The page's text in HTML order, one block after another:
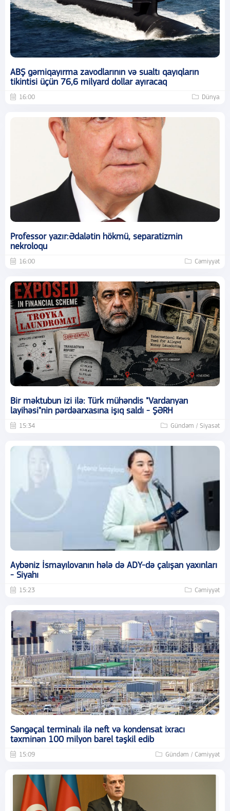
ABŞ gəmiqayırma zavodlarının və sualtı qayıqların
tikintisi üçün 76,6 milyard dollar ayıracaq
16:00 Dünya
Professor yazır:Ədalətin hökmü, separatizmin
nekroloqu
16:00 Cəmiyyət
Bir məktubun izi ilə: Türk mühəndis "Vardanyan
layihəsi"nin pərdəarxasına işıq saldı - ŞƏRH
15:34 Gündəm / Siyasət
Aybəniz İsmayılovanın hələ də ADY-də çalışan yaxınları
- Siyahı
15:23 Cəmiyyət
Səngəçal terminalı ilə neft və kondensat ixracı
təxminən 100 milyon barel təşkil edib
15:09 Gündəm / Cəmiyyət